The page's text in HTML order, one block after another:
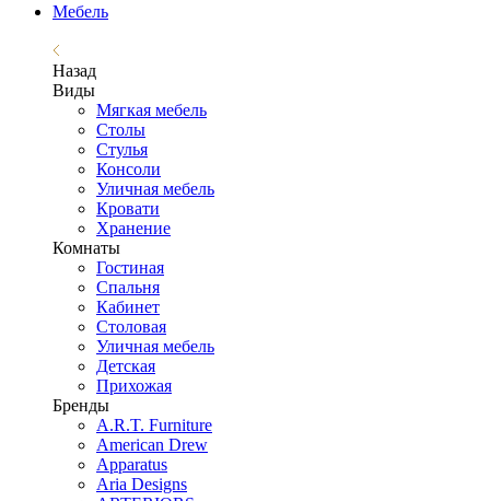
Мебель
Назад
Виды
Мягкая мебель
Столы
Стулья
Консоли
Уличная мебель
Кровати
Хранение
Комнаты
Гостиная
Спальня
Кабинет
Столовая
Уличная мебель
Детская
Прихожая
Бренды
A.R.T. Furniture
American Drew
Apparatus
Aria Designs